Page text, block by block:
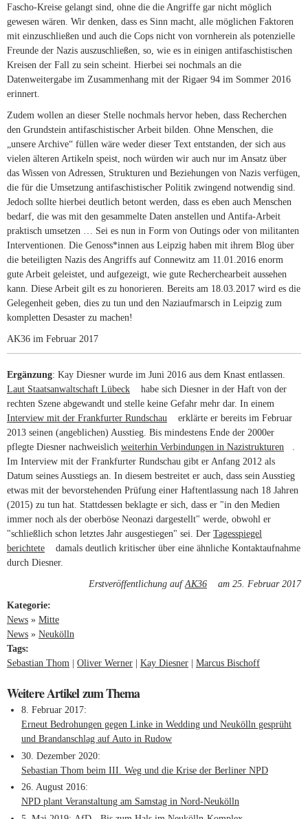
Fascho-Kreise gelangt sind, ohne die die Angriffe gar nicht möglich
gewesen wären. Wir denken, dass es Sinn macht, alle möglichen Faktoren
mit einzuschließen und auch die Cops nicht von vornherein als potenzielle
Freunde der Nazis auszuschließen, so, wie es in einigen antifaschistischen
Kreisen der Fall zu sein scheint. Hierbei sei nochmals an die
Datenweitergabe im Zusammenhang mit der Rigaer 94 im Sommer 2016
erinnert.
Zudem wollen an dieser Stelle nochmals hervor heben, dass Recherchen
den Grundstein antifaschistischer Arbeit bilden. Ohne Menschen, die
„unsere Archive“ füllen wäre weder dieser Text entstanden, der sich aus
vielen älteren Artikeln speist, noch würden wir auch nur im Ansatz über
das Wissen von Adressen, Strukturen und Beziehungen von Nazis verfügen,
die für die Umsetzung antifaschistischer Politik zwingend notwendig sind.
Jedoch sollte hierbei deutlich betont werden, dass es eben auch Menschen
bedarf, die was mit den gesammelte Daten anstellen und Antifa-Arbeit
praktisch umsetzen … Sei es nun in Form von Outings oder von militanten
Interventionen. Die Genoss*innen aus Leipzig haben mit ihrem Blog über
die beteiligten Nazis des Angriffs auf Connewitz am 11.01.2016 enorm
gute Arbeit geleistet, und aufgezeigt, wie gute Recherchearbeit aussehen
kann. Diese Arbeit gilt es zu honorieren. Bereits am 18.03.2017 wird es die
Gelegenheit geben, dies zu tun und den Naziaufmarsch in Leipzig zum
kompletten Desaster zu machen!
AK36 im Februar 2017
Ergänzung: Kay Diesner wurde im Juni 2016 aus dem Knast entlassen.
Laut Staatsanwaltschaft Lübeck (link is external)
habe sich Diesner in der Haft von der
rechten Szene abgewandt und stelle keine Gefahr mehr dar. In einem
Interview mit der Frankfurter Rundschau (link is external)
erklärte er bereits im Februar
2013 seinen (angeblichen) Ausstieg. Bis mindestens Ende der 2000er
pflegte Diesner nachweislich weiterhin Verbindungen in Nazistrukturen (link
.
Im Interview mit der Frankfurter Rundschau gibt er Anfang 2012 als
Datum seines Ausstiegs an. In diesem bestreitet er auch, dass sein Ausstieg
etwas mit der bevorstehenden Prüfung einer Haftentlassung nach 18 Jahren
(2015) zu tun hat. Stattdessen beklagte er sich, dass er "in den Medien
immer noch als der oberböse Neonazi dargestellt" werde, obwohl er
"schließlich schon letztes Jahr ausgestiegen" sei. Der Tagesspiegel
berichtete (link is external)
damals deutlich kritischer über eine ähnliche Kontaktaufnahme
durch Diesner.
Erstveröffentlichung aufAK36 (link is external)
am 25. Februar 2017
Kategorie:
News » Mitte
News » Neukölln
Tags:
Sebastian Thom
Oliver Werner Kay Diesner Marcus Bischoff
Weitere Artikel zum Thema
8. Februar 2017
Erneut Bedrohungen gegen Linke in Wedding und Neukölln gesprüht
und Brandanschlag auf Auto in Rudow
30. Dezember 2020
Sebastian Thom beim III. Weg und die Krise der Berliner NPD
26. August 2016
NPD plant Veranstaltung am Samstag in Nord-Neukölln